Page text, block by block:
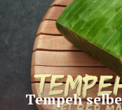
Tempeh